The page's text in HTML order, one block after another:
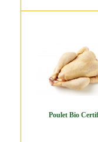
Poulet Bio